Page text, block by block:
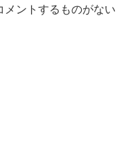
メントするものがない